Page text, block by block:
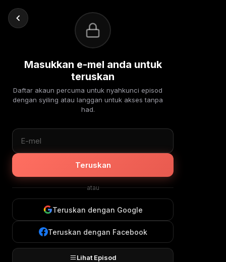
Masukkan e-mel anda untuk
teruskan
Daftar akaun percuma untuk nyahkunci episod
dengan syiling atau langgan untuk akses tanpa
had.
Teruskan
atau
Teruskan dengan Google
Teruskan dengan Facebook
Lihat Episod